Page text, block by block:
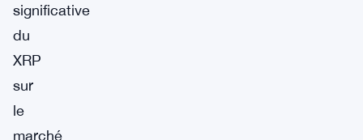
significative
du
XRP
sur
le
marché